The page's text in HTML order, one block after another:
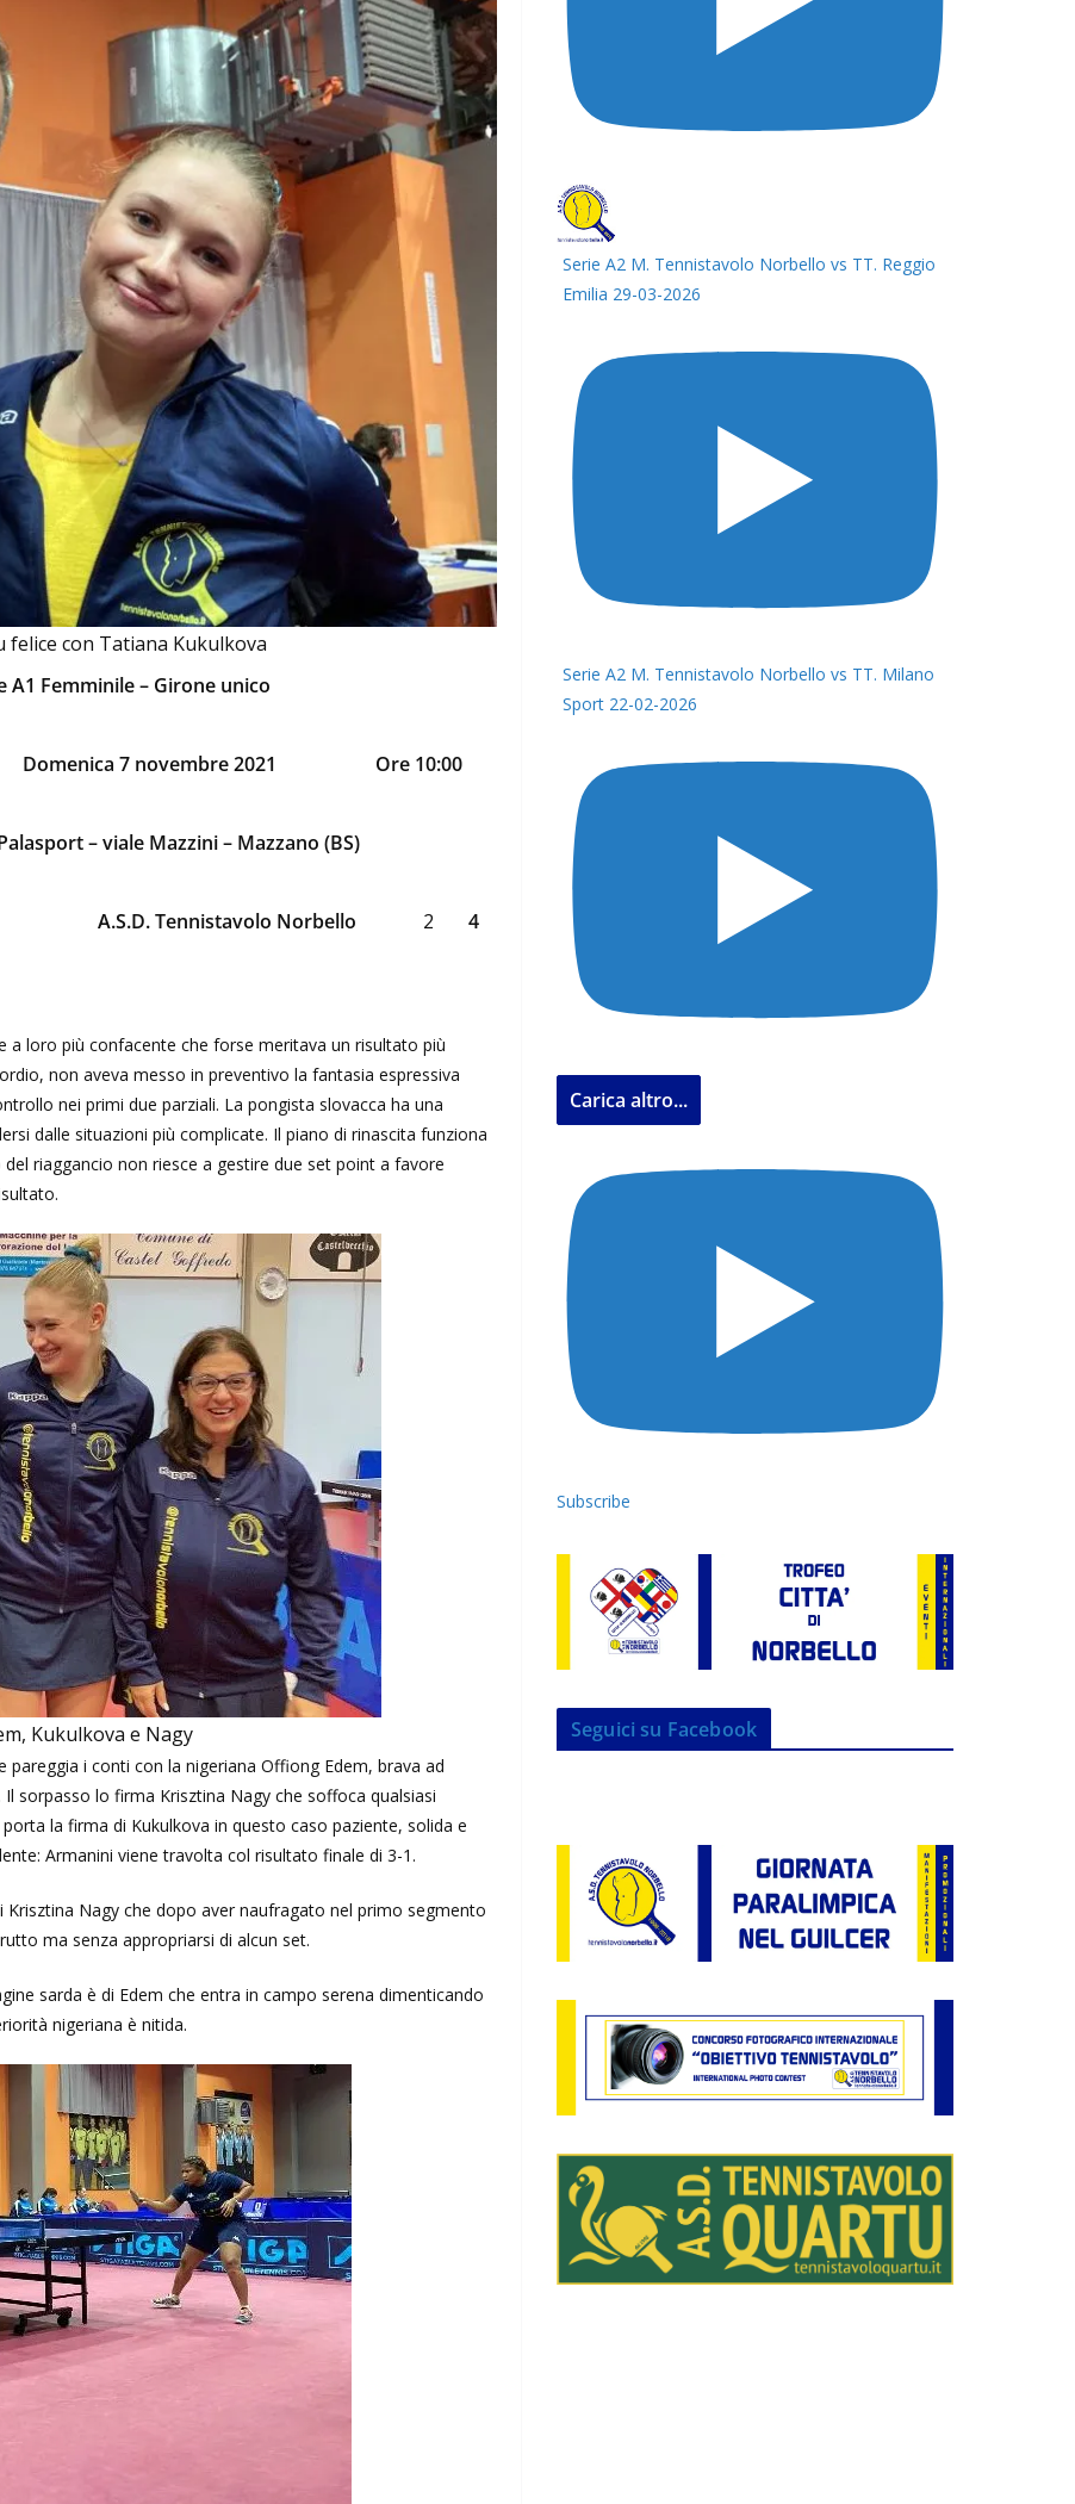
felice con Tatiana Kukulkova
A1 Femminile – Girone unico
Domenica 7 novembre 2021 Ore 10:00
– viale Mazzini – Mazzano (BS)
A.S.D. Tennistavolo Norbello 2 4
a loro più confacente che forse meritava un risultato più
non aveva messo in preventivo la fantasia espressiva
nei primi due parziali. La pongista slovacca ha una
dalle situazioni più complicate. Il piano di rinascita funziona
riaggancio non riesce a gestire due set point a favore
Kukulkova e Nagy
i conti con la nigeriana Offiong Edem, brava ad
sorpasso lo firma Krisztina Nagy che soffoca qualsiasi
porta la firma di Kukulkova in questo caso paziente, solida e
Armanini viene travolta col risultato finale di 3-1.
Nagy che dopo aver naufragato nel primo segmento
ma senza appropriarsi di alcun set.
sarda è di Edem che entra in campo serena dimenticando
nigeriana è nitida.
Serie A2 M. Tennistavolo Norbello vs TT. Reggio
Emilia 29-03-2026
Serie A2 M. Tennistavolo Norbello vs TT. Milano
Sport 22-02-2026
Carica altro...
Subscribe
Seguici su Facebook